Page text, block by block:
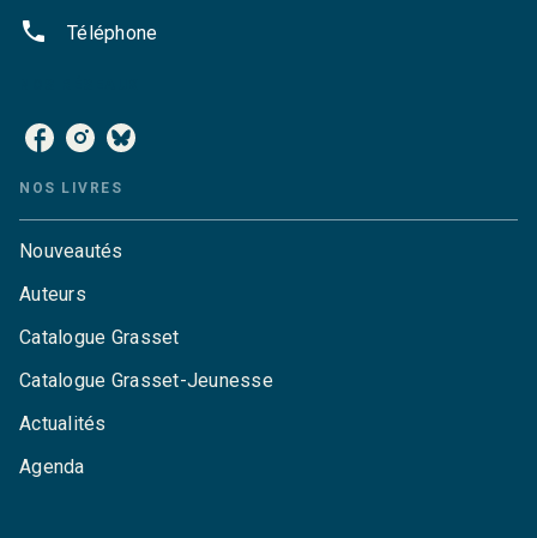
phone Téléphone
NOS LIVRES
Nouveautés
Auteurs
Catalogue Grasset
Catalogue Grasset-Jeunesse
Actualités
Agenda